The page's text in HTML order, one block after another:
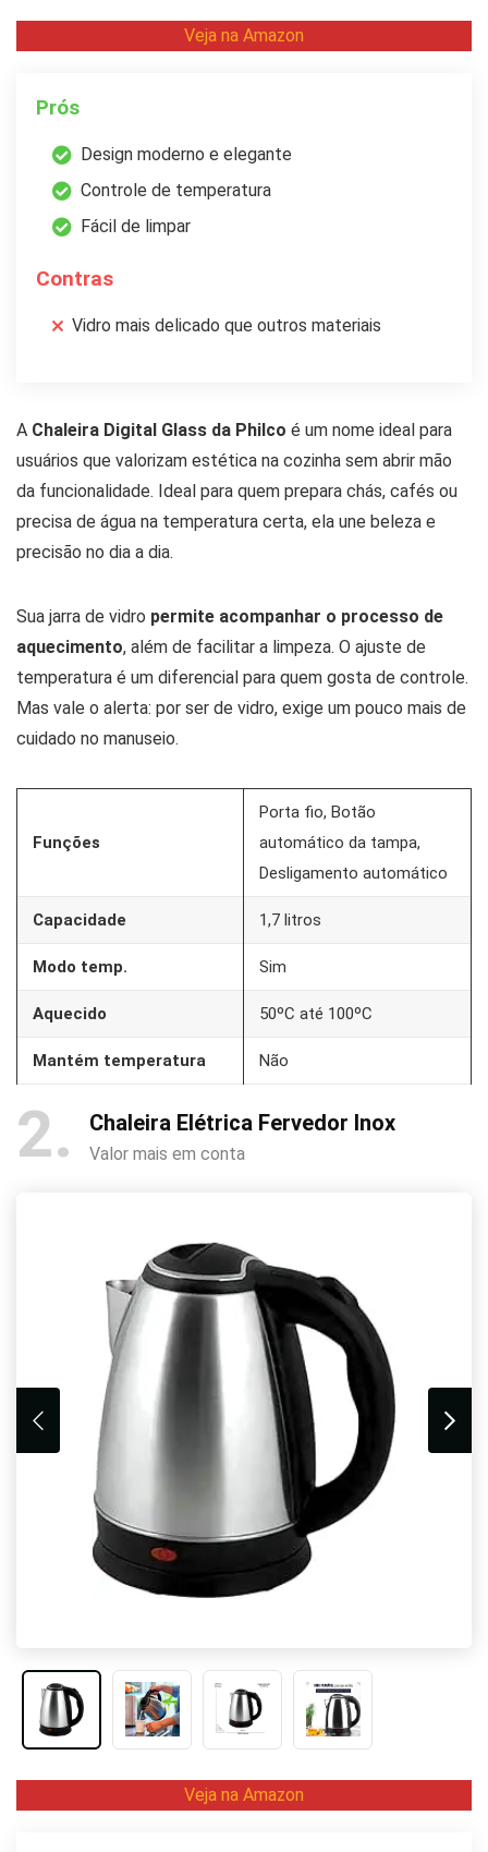
Veja na Amazon
Prós
Design moderno e elegante
Controle de temperatura
Fácil de limpar
Contras
Vidro mais delicado que outros materiais
A Chaleira Digital Glass da Philco é um nome ideal para
usuários que valorizam estética na cozinha sem abrir mão
da funcionalidade. Ideal para quem prepara chás, cafés ou
precisa de água na temperatura certa, ela une beleza e
precisão no dia a dia.
Sua jarra de vidro permite acompanhar o processo de
aquecimento, além de facilitar a limpeza. O ajuste de
temperatura é um diferencial para quem gosta de controle.
Mas vale o alerta: por ser de vidro, exige um pouco mais de
cuidado no manuseio.
Funções
Porta fio, Botão
automático da tampa,
Desligamento automático
Capacidade 1,7 litros
Modo temp. Sim
Aquecido 50ºC até 100ºC
Mantém temperatura Não
2 Chaleira Elétrica Fervedor Inox
Valor mais em conta
Veja na Amazon